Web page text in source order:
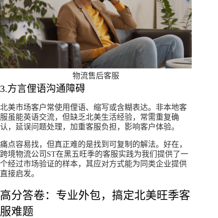
物流售后客服
3.方言俚语沟通障碍
北美市场客户常使用俚语、缩写或含糊表达。非本地客
服虽能英语交流，但缺乏北美生活经验，常需重复确
认，延误问题处理，加重客服负担，影响客户体验。
痛点容易找，但真正难的是找到可复制的解法。好在，
跨境物流公司ST在黑五旺季的客服实践为我们提供了一
个经过市场验证的样本，其应对方式能为同类企业提供
直接启发。
高分答卷：专业外包，搞定北美旺季客
服难题